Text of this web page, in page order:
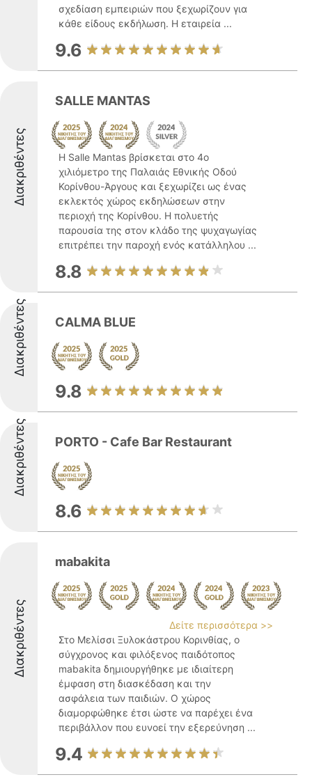
σχεδίαση εμπειριών που ξεχωρίζουν για
κάθε είδους εκδήλωση. Η εταιρεία ...
9.6
Διακριθέντες
SALLE MANTAS
Η Salle Mantas βρίσκεται στο 4ο
χιλιόμετρο της Παλαιάς Εθνικής Οδού
Κορίνθου-Άργους και ξεχωρίζει ως ένας
εκλεκτός χώρος εκδηλώσεων στην
περιοχή της Κορίνθου. Η πολυετής
παρουσία της στον κλάδο της ψυχαγωγίας
επιτρέπει την παροχή ενός κατάλληλου ...
8.8
Διακριθέντες CALMA BLUE
9.8
Διακριθέντες PORTO - Cafe Bar Restaurant
8.6
Διακριθέντες
mabakita
Δείτε περισσότερα >>
Στο Μελίσσι Ξυλοκάστρου Κορινθίας, ο
σύγχρονος και φιλόξενος παιδότοπος
mabakita δημιουργήθηκε με ιδιαίτερη
έμφαση στη διασκέδαση και την
ασφάλεια των παιδιών. Ο χώρος
διαμορφώθηκε έτσι ώστε να παρέχει ένα
περιβάλλον που ευνοεί την εξερεύνηση ...
9.4